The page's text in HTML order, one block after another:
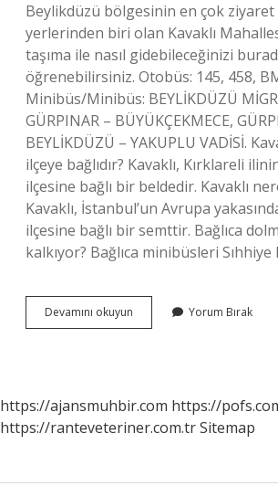
Beylikdüzü bölgesinin en çok ziyaret
yerlerinden biri olan Kavaklı
taşıma ile nasıl gidebileceğinizi
öğrenebilirsiniz. Otobüs: 145, 458,
Minibüs/Minibüs: BEYLİKDÜZÜ
GÜRPINAR – BÜYÜKÇEKMECE,
BEYLİKDÜZÜ – YAKUPLU VADİSİ.
ilçeye bağlıdır? Kavaklı, Kırklareli
ilçesine bağlı bir beldedir. Kavaklı
Kavaklı, İstanbul’un Avrupa
ilçesine bağlı bir semttir. Bağlıca
kalkıyor? Bağlıca minibüsleri
Devamını okuyun
Kavaklı
Yorum Bırak
https://ajansmuhbir.com https://
https://ranteveteriner.com.trSitemap